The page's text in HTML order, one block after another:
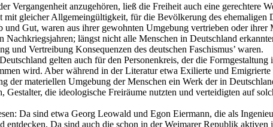
anzugehören, ließ die Freiheit auch eine gerechtere
gleicher Allgemeingültigkeit, für die Bevölkerung des ehemaligen
Gut, waren aus ihrer gewohnten Umgebung vertrieben oder
Nachkriegsjahren; längst nicht alle Menschen in Deutschland
und Vertreibung Konsequenzen des deutschen Faschismus’ waren.
gelten auch für den Personenkreis, der die
wird. Aber während in der Literatur etwa Exilierte und
der materiellen Umgebung der Menschen ein Werk der in
Gestalter, die ideologische Freiräume nutzten und verteidigten auf
Da sind etwa Georg Leowald und Egon Eiermann, die als
Da sind auch die schon in der Weimarer Republik